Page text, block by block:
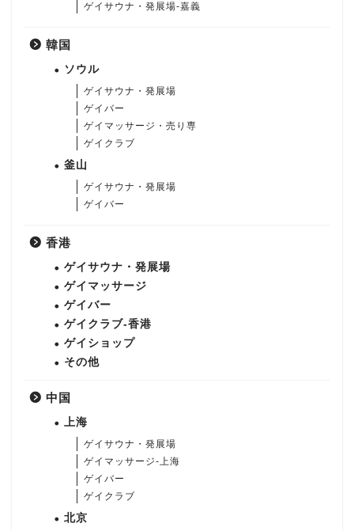
ゲイサウナ・発展場-嘉義
韓国
ソウル
ゲイサウナ・発展場
ゲイバー
ゲイマッサージ・売り専
ゲイクラブ
釜山
ゲイサウナ・発展場
ゲイバー
香港
ゲイサウナ・発展場
ゲイマッサージ
ゲイバー
ゲイクラブ-香港
ゲイショップ
その他
中国
上海
ゲイサウナ・発展場
ゲイマッサージ-上海
ゲイバー
ゲイクラブ
北京